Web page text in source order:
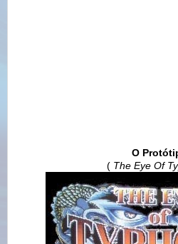
O
( The Eye Of